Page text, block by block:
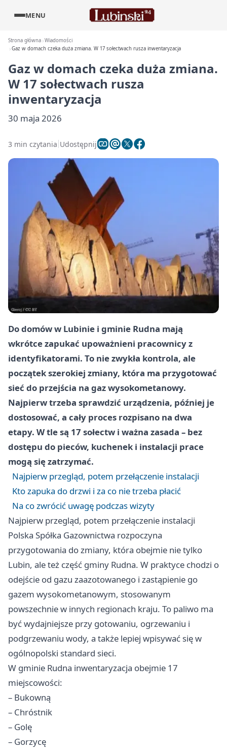
MENU
Strona główna Wiadomości
Gaz w domach czeka duża zmiana. W 17 sołectwach rusza inwentaryzacja
Gaz w domach czeka duża zmiana.
W 17 sołectwach rusza
inwentaryzacja
30 maja 2026
3 min czytania Udostępnij
Do domów w Lubinie i gminie Rudna mają
wkrótce zapukać upoważnieni pracownicy z
identyfikatorami. To nie zwykła kontrola, ale
początek szerokiej zmiany, która ma przygotować
sieć do przejścia na gaz wysokometanowy.
Najpierw trzeba sprawdzić urządzenia, później je
dostosować, a cały proces rozpisano na dwa
etapy. W tle są 17 sołectw i ważna zasada – bez
dostępu do pieców, kuchenek i instalacji prace
mogą się zatrzymać.
Najpierw przegląd, potem przełączenie instalacji
Kto zapuka do drzwi i za co nie trzeba płacić
Na co zwrócić uwagę podczas wizyty
Najpierw przegląd, potem przełączenie instalacji
Polska Spółka Gazownictwa rozpoczyna
przygotowania do zmiany, która obejmie nie tylko
Lubin, ale też część gminy Rudna. W praktyce chodzi o
odejście od gazu zaazotowanego i zastąpienie go
gazem wysokometanowym, stosowanym
powszechnie w innych regionach kraju. To paliwo ma
być wydajniejsze przy gotowaniu, ogrzewaniu i
podgrzewaniu wody, a także lepiej wpisywać się w
ogólnopolski standard sieci.
W gminie Rudna inwentaryzacja obejmie 17
miejscowości:
– Bukowną
– Chróstnik
– Golę
– Gorzycę